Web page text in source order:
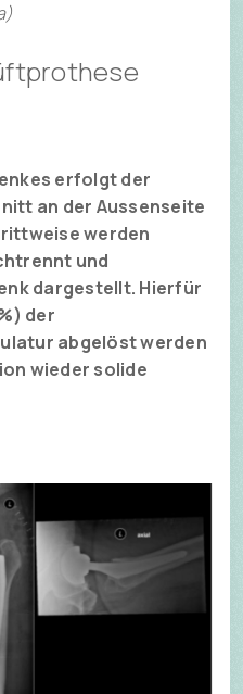
erfolgt der
an der Aussenseite
werden
und
dargestellt. Hierfür
der
abgelöst werden
wieder solide